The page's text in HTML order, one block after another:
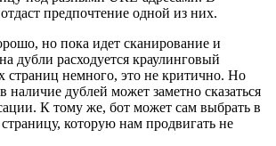
предпочтение одной из них.
но пока идет сканирование и
дубли расходуется краулинговый
страниц немного, это не критично. Но
наличие дублей может заметно сказаться
К тому же, бот может сам выбрать в
которую нам продвигать не